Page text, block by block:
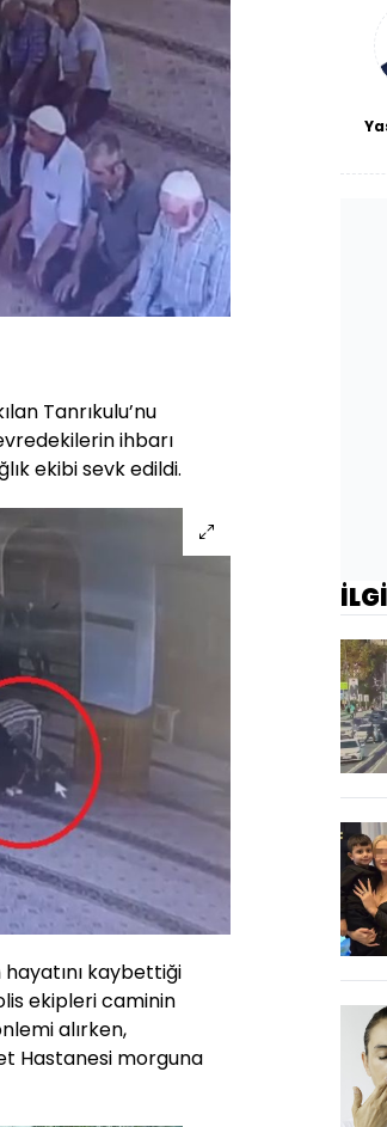
Tanrıkulu’nu
ihbarı
ekibi sevk edildi.
hayatını kaybettiği
ekipleri caminin
alırken,
Hastanesi morguna